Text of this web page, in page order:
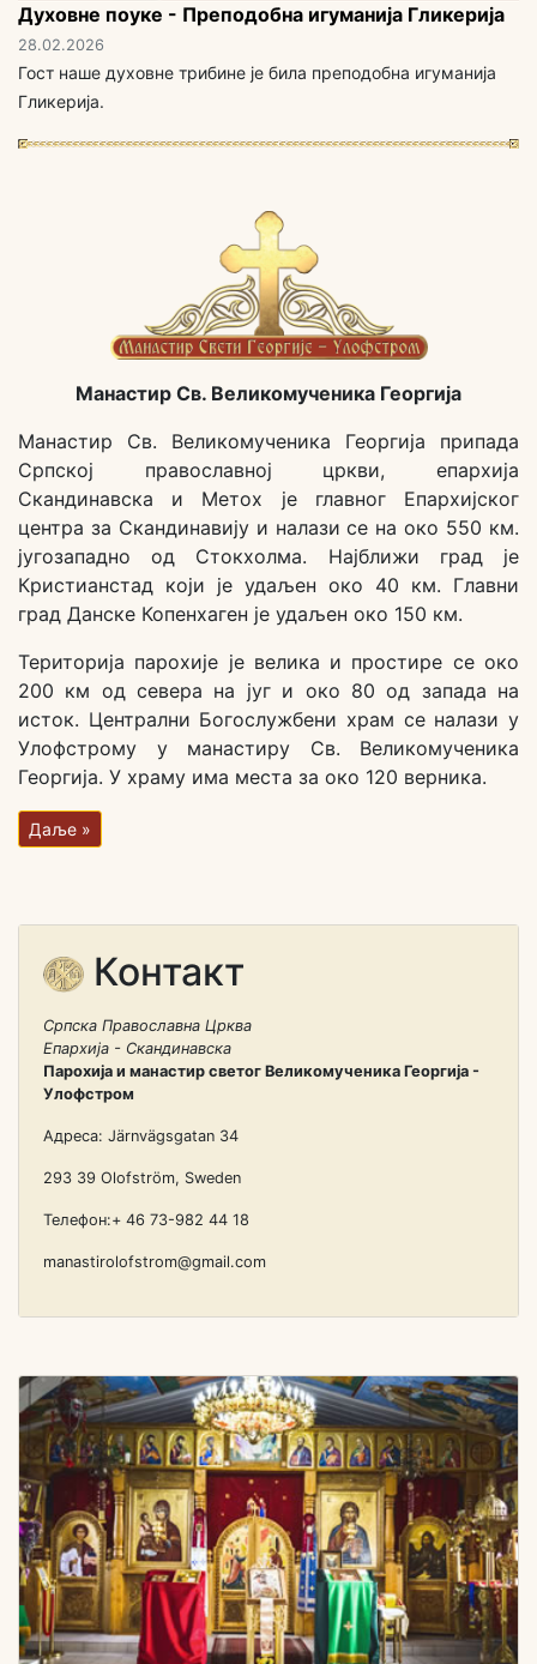
Духовне поуке - Преподобна игуманија Гликерија
28.02.2026
Гост наше духовне трибине је била преподобна игуманија
Гликерија.
Манастир Св. Великомученика Георгија
Манастир Св. Великомученика Георгија припада
Српској православној цркви, епархија
Скандинавска и Метох је главног Епархијског
центра за Скандинавију и налази се на око 550 км.
југозападно од Стокхолма. Најближи град је
Кристианстад који је удаљен око 40 км. Главни
град Данске Копенхаген је удаљен око 150 км.
Територија парохије је велика и простире се око
200 км од севера на југ и око 80 од запада на
исток. Централни Богослужбени храм се налази у
Улофстрому у манастиру Св. Великомученика
Георгија. У храму има места за око 120 верника.
Даље »
Контакт
Српска Православна Црква
Епархија - Скандинавска
Парохија и манастир светог Великомученика Георгија -
Улофстром
Адреса: Järnvägsgatan 34
293 39 Olofström, Sweden
Телефон:+ 46 73-982 44 18
manastirolofstrom@gmail.com